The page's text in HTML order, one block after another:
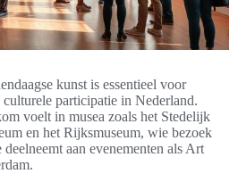
kunst is essentieel voor
participatie in Nederland.
voelt in musea zoals het Stedelijk
en het Rijksmuseum, wie bezoek
aan evenementen als Art